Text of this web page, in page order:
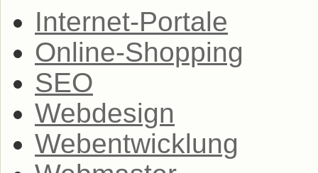
Internet-Portale
Online-Shopping
SEO
Webdesign
Webentwicklung